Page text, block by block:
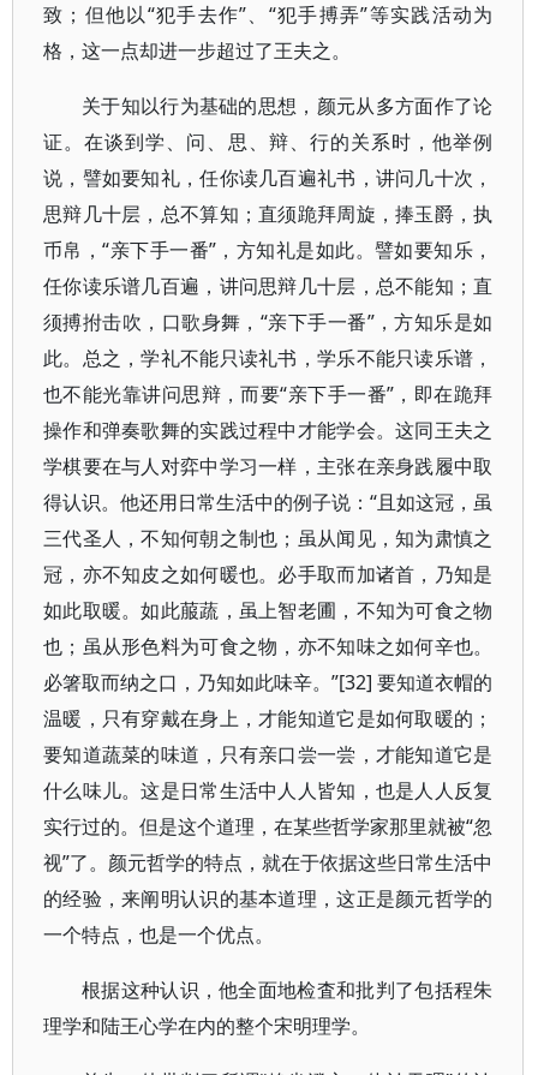
致；但他以“犯手去作”、“犯手搏弄”等实践活动为
格，这一点却进一步超过了王夫之。
关于知以行为基础的思想，颜元从多方面作了论
证。在谈到学、问、思、辩、行的关系时，他举例
说，譬如要知礼，任你读几百遍礼书，讲问几十次，
思辩几十层，总不算知；直须跪拜周旋，捧玉爵，执
币帛，“亲下手一番”，方知礼是如此。譬如要知乐，
任你读乐谱几百遍，讲问思辩几十层，总不能知；直
须搏拊击吹，口歌身舞，“亲下手一番”，方知乐是如
此。总之，学礼不能只读礼书，学乐不能只读乐谱，
也不能光靠讲问思辩，而要“亲下手一番”，即在跪拜
操作和弹奏歌舞的实践过程中才能学会。这同王夫之
学棋要在与人对弈中学习一样，主张在亲身践履中取
得认识。他还用日常生活中的例子说：“且如这冠，虽
三代圣人，不知何朝之制也；虽从闻见，知为肃慎之
冠，亦不知皮之如何暖也。必手取而加诸首，乃知是
如此取暖。如此菔蔬，虽上智老圃，不知为可食之物
也；虽从形色料为可食之物，亦不知味之如何辛也。
必箸取而纳之口，乃知如此味辛。”[32] 要知道衣帽的
温暖，只有穿戴在身上，才能知道它是如何取暖的；
要知道蔬菜的味道，只有亲口尝一尝，才能知道它是
什么味儿。这是日常生活中人人皆知，也是人人反复
实行过的。但是这个道理，在某些哲学家那里就被“忽
视”了。颜元哲学的特点，就在于依据这些日常生活中
的经验，来阐明认识的基本道理，这正是颜元哲学的
一个特点，也是一个优点。
根据这种认识，他全面地检査和批判了包括程朱
理学和陆王心学在内的整个宋明理学。